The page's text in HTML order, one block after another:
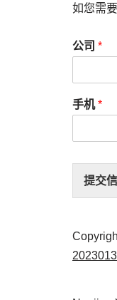
如您需
公司 *
手机*
提交